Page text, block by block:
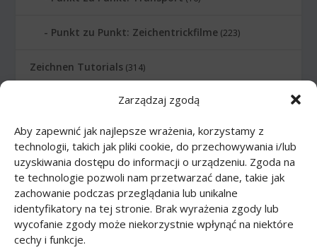
Zarządzaj zgodą
Aby zapewnić jak najlepsze wrażenia, korzystamy z
technologii, takich jak pliki cookie, do przechowywania i/lub
uzyskiwania dostępu do informacji o urządzeniu. Zgoda na
te technologie pozwoli nam przetwarzać dane, takie jak
zachowanie podczas przeglądania lub unikalne
identyfikatory na tej stronie. Brak wyrażenia zgody lub
wycofanie zgody może niekorzystnie wpłynąć na niektóre
cechy i funkcje.
Punkt zu Punkt: Zeichentrickfilme (223)
Zeichnen Tutorials (314)
Zeichnen Tutorials: Comics(46)
Zeichnen Tutorials: Körper(27)
Zeichnen Tutorials: Lebensmittel (10)
Zeichnen Tutorials: Tiere(83)
Zeichnen Tutorials: Transport